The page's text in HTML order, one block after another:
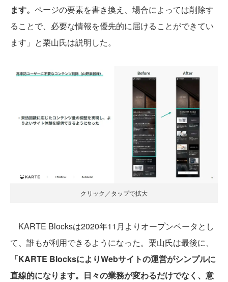
ます。 ページの要素を書き換え、場合によっては削除す
ることで、必要な情報を優先的に届けることができてい
ます」と栗山氏は説明した。
クリック／タップで拡大
KARTE Blocksは2020年11月よりオープンベータとし
て、誰もが利用できるようになった。栗山氏は最後に、
「KARTE BlocksによりWebサイトの運営がシンプルに
直線的になります。日々の業務が変わるだけでなく、意